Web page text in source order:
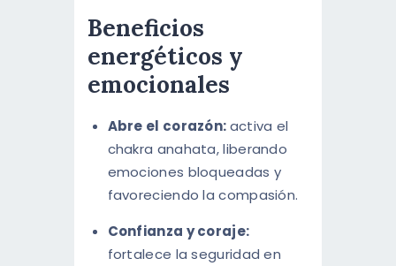
Beneficios
energéticos y
emocionales
Abre el corazón:activa el
chakra anahata, liberando
emociones bloqueadas y
favoreciendo la compasión.
Confianza y coraje:
fortalece la seguridad en